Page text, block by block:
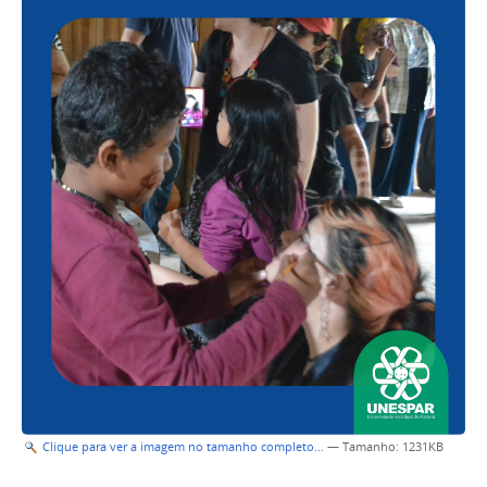
Clique para ver a imagem no tamanho completo… — Tamanho: 1231KB